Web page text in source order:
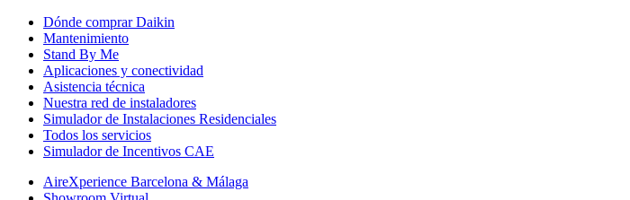
Dónde comprar Daikin
Mantenimiento
Stand By Me
Aplicaciones y conectividad
Asistencia técnica
Nuestra red de instaladores
Simulador de Instalaciones Residenciales
Todos los servicios
Simulador de Incentivos CAE
AireXperience Barcelona & Málaga